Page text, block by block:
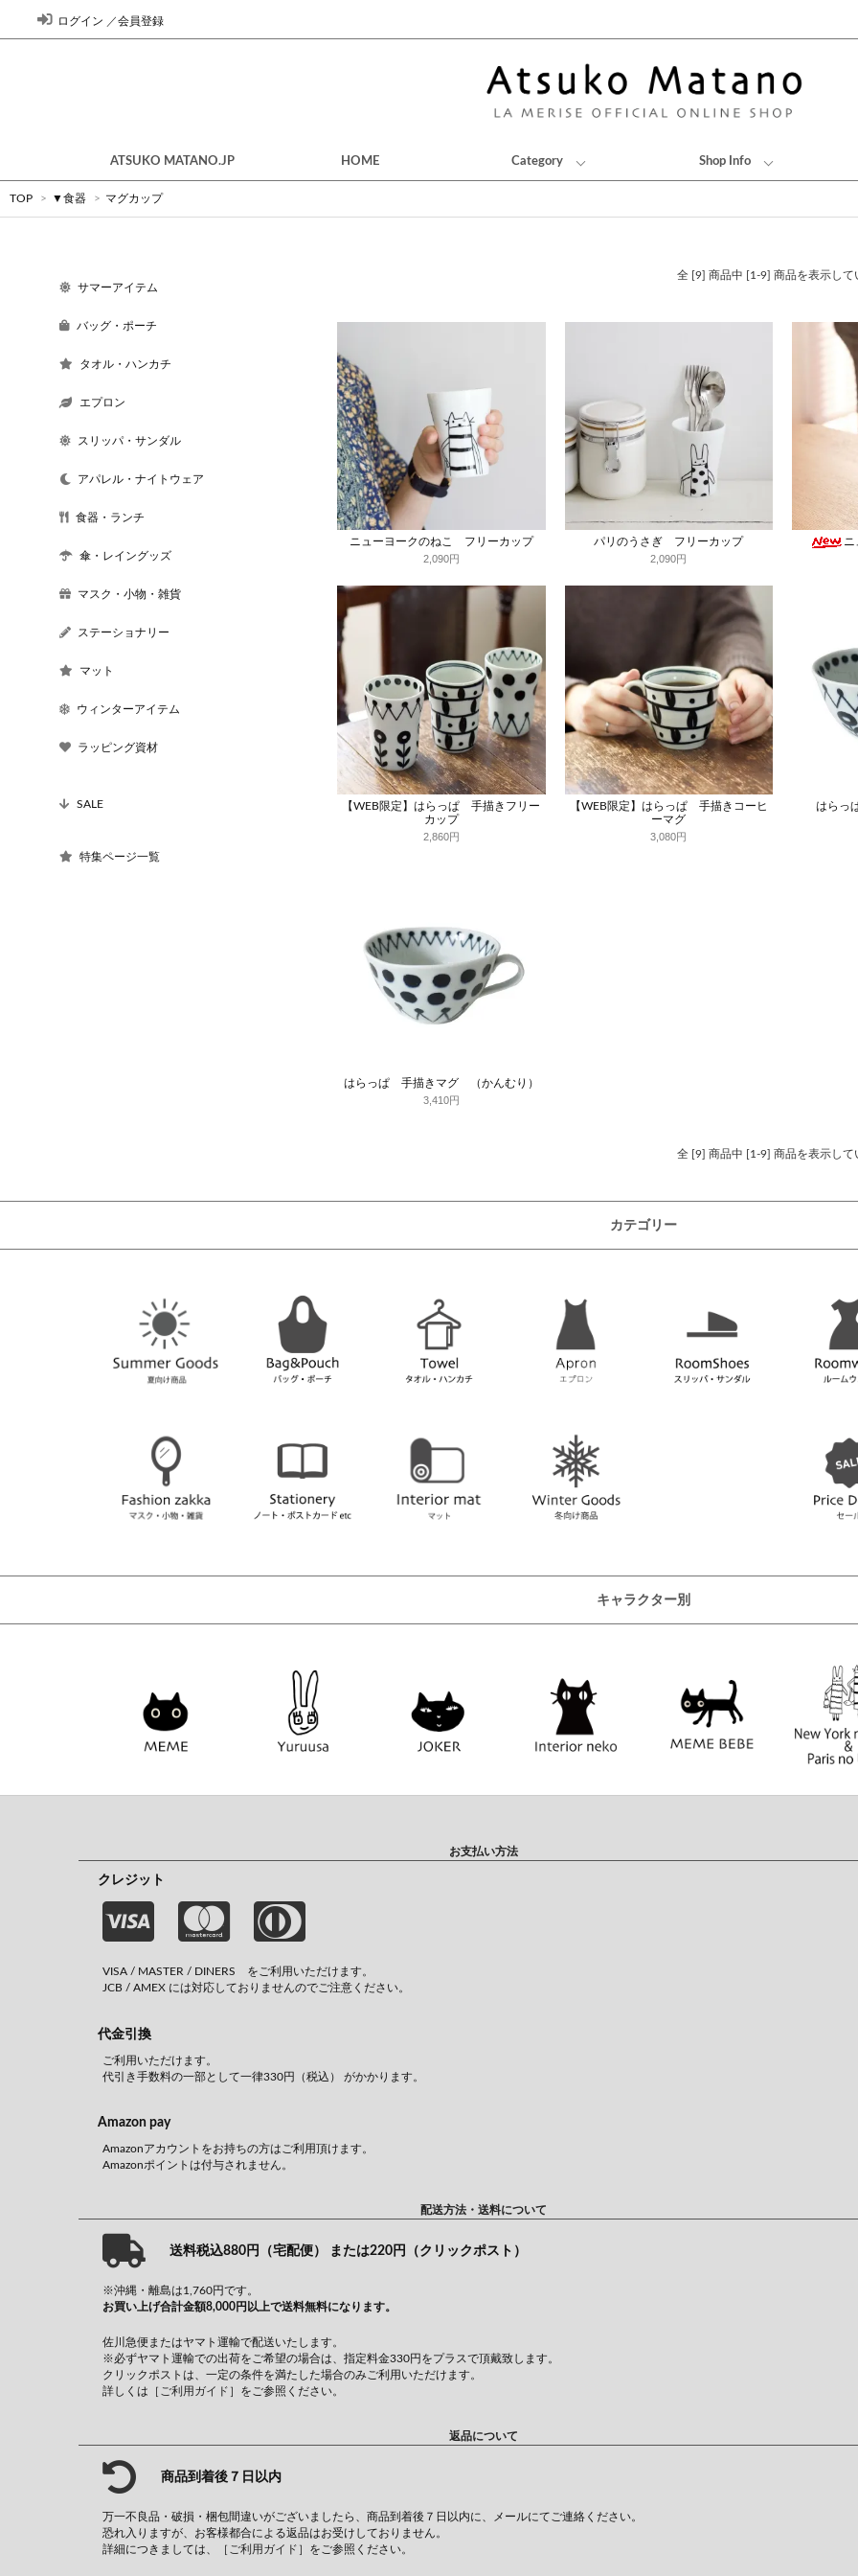
ログイン ／会員登録
ATSUKO MATANO.JP HOME Category Shop Info
TOP > ▼食器 > マグカップ
サマーアイテム
バッグ・ポーチ
タオル・ハンカチ
エプロン
スリッパ・サンダル
アパレル・ナイトウェア
食器・ランチ
傘・レイングッズ
マスク・小物・雑貨
ステーショナリー
マット
ウィンターアイテム
ラッピング資材
SALE
特集ページ一覧
全 [9] 商品中 [1-9] 商品を表示して
ニューヨークのねこ フリーカップ
2,090円
パリのうさぎ フリーカップ
2,090円
【WEB限定】はらっぱ 手描きフリー
カップ
2,860円
【WEB限定】はらっぱ 手描きコーヒ
ーマグ
3,080円
はらっ
はらっぱ 手描きマグ （かんむり）
3,410円
全 [9] 商品中 [1-9] 商品を表示して
カテゴリー
キャラクター別
お支払い方法
クレジット
VISA / MASTER / DINERS をご利用いただけます。
JCB / AMEX には対応しておりませんのでご注意ください。
代金引換
ご利用いただけます。
代引き手数料の一部として一律330円（税込） がかかります。
Amazon pay
Amazonアカウントをお持ちの方はご利用頂けます。
Amazonポイントは付与されません。
配送方法・送料について
送料税込880円（宅配便） または220円（クリックポスト）
※沖縄・離島は1,760円です。
お買い上げ合計金額8,000円以上で送料無料になります。
佐川急便またはヤマト運輸で配送いたします。
※必ずヤマト運輸での出荷をご希望の場合は、指定料金330円をプラスで頂戴致します。
クリックポストは、一定の条件を満たした場合のみご利用いただけます。
詳しくは ［ご利用ガイド］ をご参照ください。
返品について
商品到着後７日以内
万一不良品・破損・梱包間違いがございましたら、商品到着後７日以内に、メールにてご連絡ください。
恐れ入りますが、お客様都合による返品はお受けしておりません。
詳細につきましては、
［ご利用ガイド］ をご参照ください。